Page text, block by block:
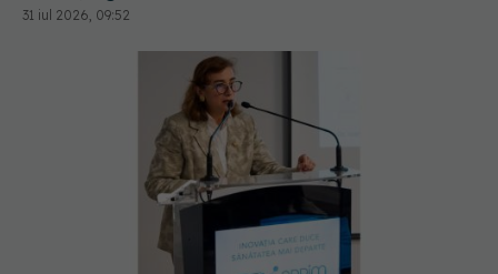
Pacienții români, blocați la „semaforul”
administrativ. Cât mai așteaptă România
tratamentele inovatoare deja aprobate în